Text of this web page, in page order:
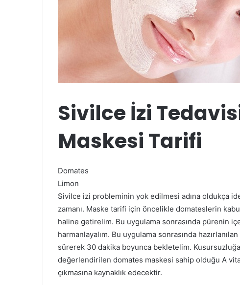
Sivilce İzi
Maskesi Tarifi
Domates
Limon
Sivilce izi probleminin yok edilmesi adına oldukça
zamanı. Maske tarifi için öncelikle domateslerin
haline getirelim. Bu uygulama sonrasında pürenin
harmanlayalım. Bu uygulama sonrasında
sürerek 30 dakika boyunca bekletelim.
değerlendirilen domates maskesi sahip olduğu A
çıkmasına kaynaklık edecektir.